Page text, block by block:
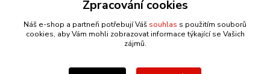
+420 777 899 301
sedmi@kraska1.cz
Zpracování cookies
Náš e-shop a partneři potřebují Váš souhlas s použitím souborů
cookies, aby Vám mohli zobrazovat informace týkající se Vašich
zájmů.